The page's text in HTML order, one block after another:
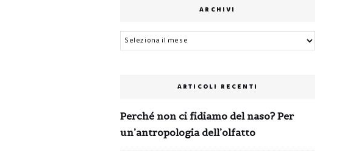
0,99 €. 0,00 €.
ARCHIVI
Archivi
ARTICOLI RECENTI
Perché non ci fidiamo del naso? Per
un’antropologia dell’olfatto